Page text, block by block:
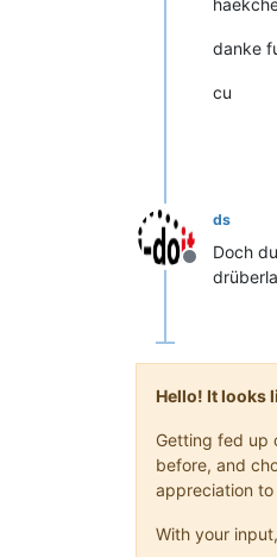
danke
cu
Offline
ds
Doch
Hello! It looks
Getting fed up
before, and
appreciation
With your